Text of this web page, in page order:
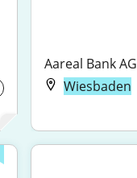
Aareal Bank AG
Wiesbaden